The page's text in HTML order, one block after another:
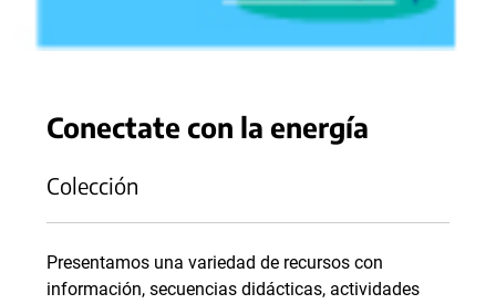
Conectate con la energía
Colección
Presentamos una variedad de recursos con
información, secuencias didácticas, actividades